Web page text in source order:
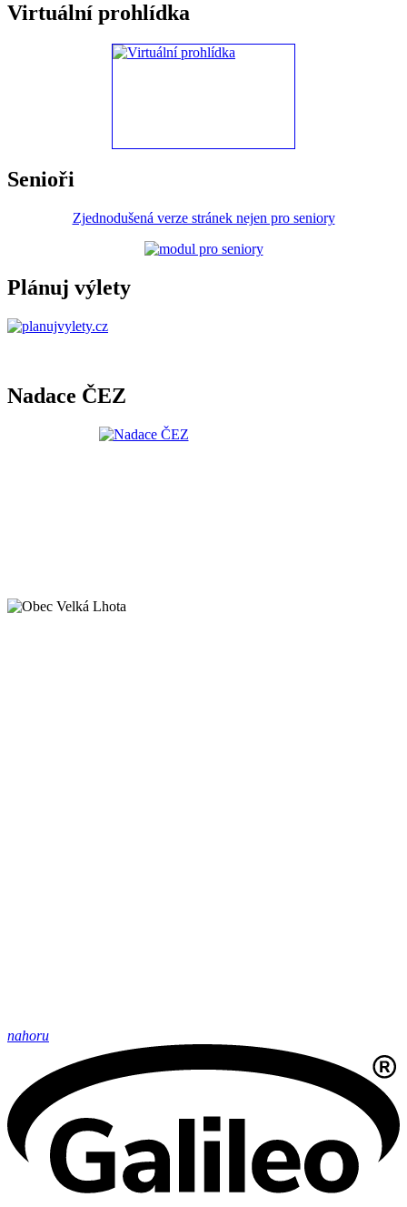
Virtuální prohlídka
Senioři
Zjednodušená verze stránek nejen pro seniory
Plánuj výlety
Nadace ČEZ
nahoru